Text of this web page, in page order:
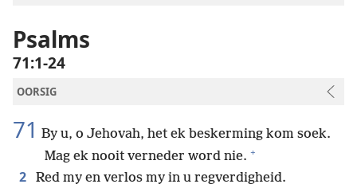
Psalms
71:1-24
OORSIG
71 By u, o Jehovah, het ek beskerming kom soek.
Mag ek nooit verneder word nie. +
2
Red my en verlos my in u regverdigheid.